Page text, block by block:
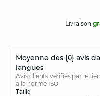
Livraison
Moyenne des {0} avis
langues
Avis clients vérifiés par le
à la norme ISO
Taille